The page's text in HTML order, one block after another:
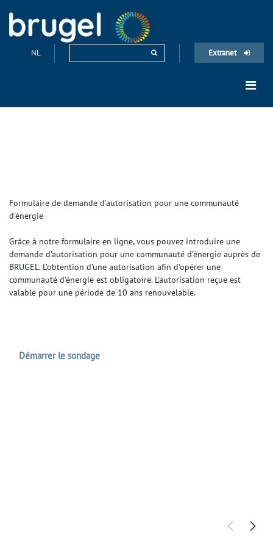
NL Extranet
Formulaire de demande d’autorisation pour une communauté
d’énergie
Grâce à notre formulaire en ligne, vous pouvez introduire une
demande d’autorisation pour une communauté d’énergie auprès de
BRUGEL. L’obtention d’une autorisation afin d’opérer une
communauté d’énergie est obligatoire. L’autorisation reçue est
valable pour une période de 10 ans renouvelable.
Démarrer le sondage